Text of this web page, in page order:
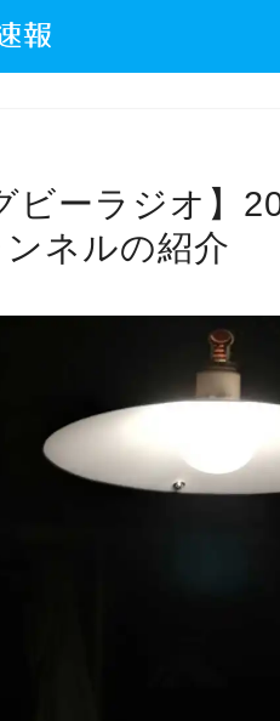
ビーラジオ】
ネルの紹介